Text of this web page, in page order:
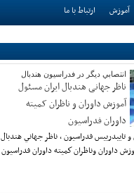
آموزش ارتباط با ما
انتصابي ديگر در فدراسيون هندبال
ناظر جهانی هندبال ایران مسئول
آموزش داوران و ناظران کمیته
داوران فدراسیون
تاييدرييس فدراسيون ، ناظر جهاني هندبال
داوران وناظران كميته داوران فدراسيون